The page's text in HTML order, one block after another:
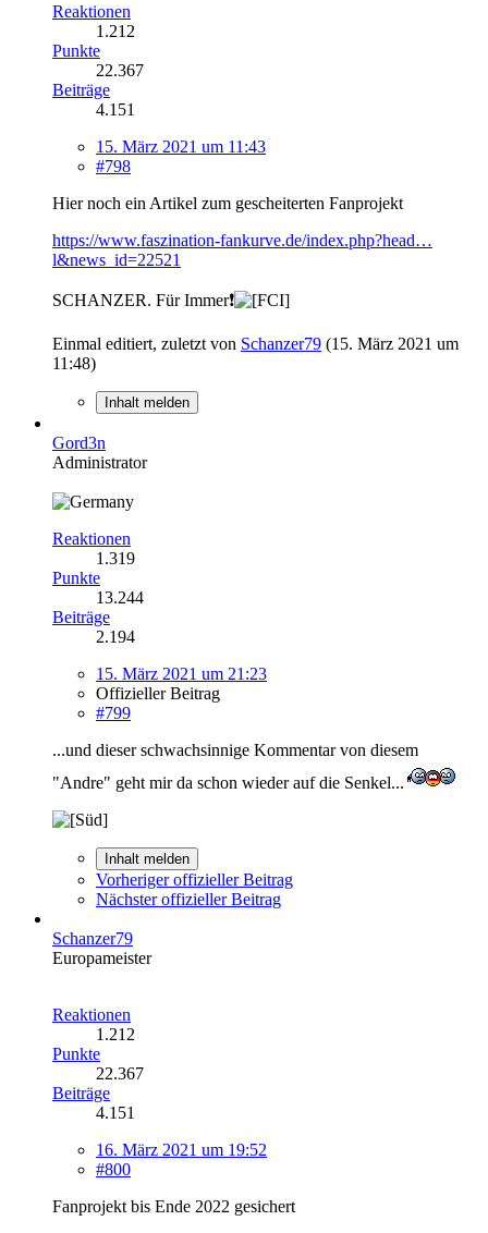
Reaktionen
1.212
Punkte
22.367
Beiträge
4.151
15. März 2021 um 11:43
#798
Hier noch ein Artikel zum gescheiterten Fanprojekt
https://www.faszination-fankurve.de/index.php?head…
l&news_id=22521
SCHANZER. Für Immer❗
Einmal editiert, zuletzt von Schanzer79 (15. März 2021 um
11:48)
Inhalt melden
Gord3n
Administrator
Reaktionen
1.319
Punkte
13.244
Beiträge
2.194
15. März 2021 um 21:23
Offizieller Beitrag
#799
...und dieser schwachsinnige Kommentar von diesem
"Andre" geht mir da schon wieder auf die Senkel...
Inhalt melden
Vorheriger offizieller Beitrag
Nächster offizieller Beitrag
Schanzer79
Europameister
Reaktionen
1.212
Punkte
22.367
Beiträge
4.151
16. März 2021 um 19:52
#800
Fanprojekt bis Ende 2022 gesichert